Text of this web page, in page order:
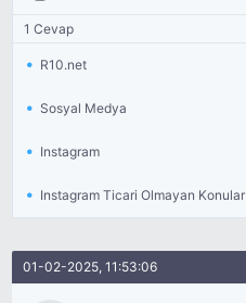
1 Cevap
R10.net
Sosyal Medya
Instagram
Instagram Ticari Olmayan Konular
01-02-2025, 11:53:06